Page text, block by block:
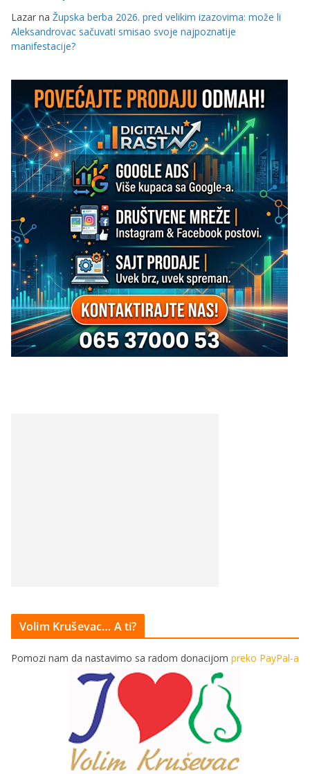
Lazar na Župska berba 2026. pred velikim izazovima: može li
Aleksandrovac sačuvati smisao svoje najpoznatije
manifestacije?
Volim Kruševac… A ti?
Pomozi nam da nastavimo sa radom donacijom preko PayPal-a